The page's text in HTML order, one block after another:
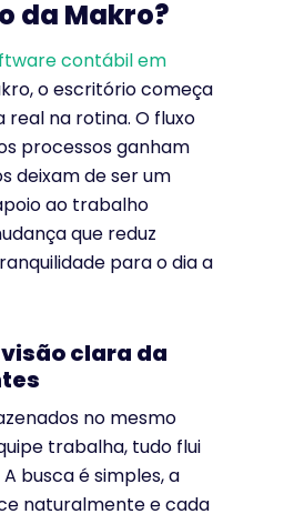
da Makro?
contábil em
o escritório começa
na rotina. O fluxo
processos ganham
deixam de ser um
ao trabalho
que reduz
para o dia a
clara da
no mesmo
trabalha, tudo flui
busca é simples, a
naturalmente e cada